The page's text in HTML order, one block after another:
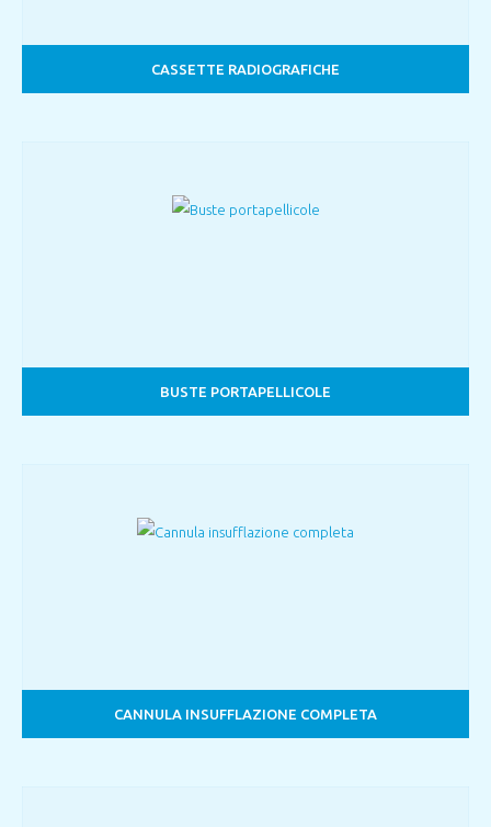
CASSETTE RADIOGRAFICHE
BUSTE PORTAPELLICOLE
CANNULA INSUFFLAZIONE COMPLETA